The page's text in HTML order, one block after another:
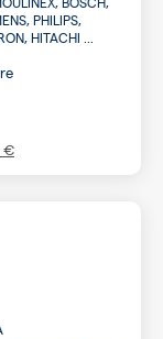
PHILIPS,
HITACHI ...
€